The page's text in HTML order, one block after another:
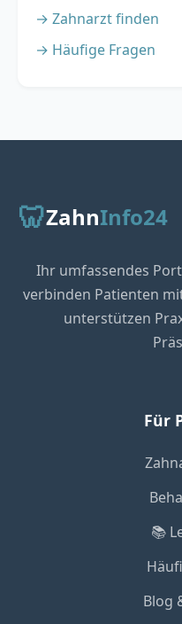
→ Zahnarzt finden
→ Häufige Fragen
🦷ZahnInfo24
Ihr umfassendes
verbinden Patienten
unterstützen
Für
📚
Blog